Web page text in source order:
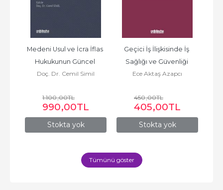
Stokta yok
Medeni Usul ve İcra İflas
Hukukunun Güncel
Sorunları – III
Doç. Dr. Cemil Simil
1.100,00TL
990,00TL
Stokta yok
Geçici İş İlişkisinde İş
Sağlığı ve Güvenliği
Yükümlülükleri
Ece Aktaş Azapcı
450,00TL
405,00TL
Tümünü göster